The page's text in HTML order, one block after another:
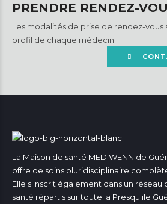
PRENDRE RENDEZ-
Les modalités de prise de rendez-vous
profil de chaque médecin.
La Maison de santé MEDIWENN de
offre de soins pluridisciplinaire
Elle s'inscrit également dans un réseau
santé répartis sur toute la Presqu'ile